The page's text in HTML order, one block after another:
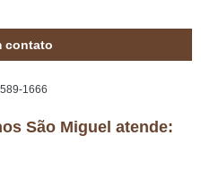
contato
1666
São Miguel atende: